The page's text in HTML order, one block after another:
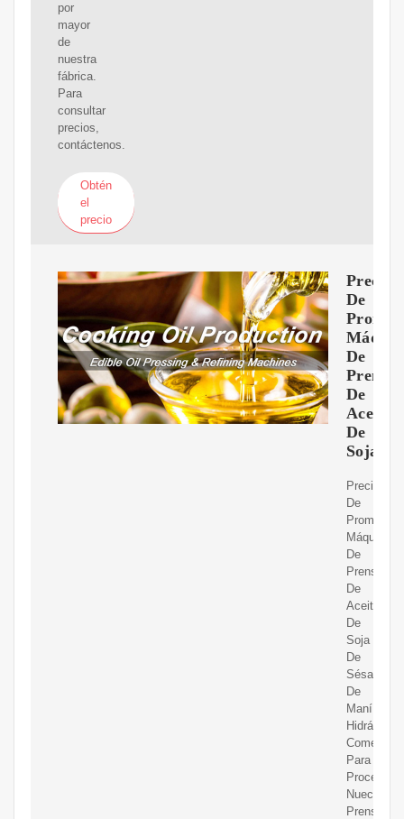
por
mayor
de
nuestra
fábrica.
Para
consultar
precios,
contáctenos.
Obtén
el
precio
Precio
De
De
Prensa
De
Aceite
De
Soja
Precio
De
Promoción
Máquina
De
Prensa
De
Aceite
De
Soja
De
Sésamo
De
Maní
Hidráulico
Comercial
Para
Procesar
Nueces
Prensadas